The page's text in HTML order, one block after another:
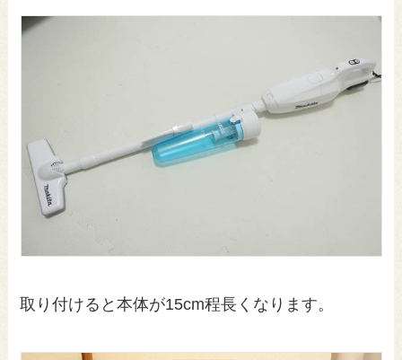
取り付けると本体が15cm程長くなります。